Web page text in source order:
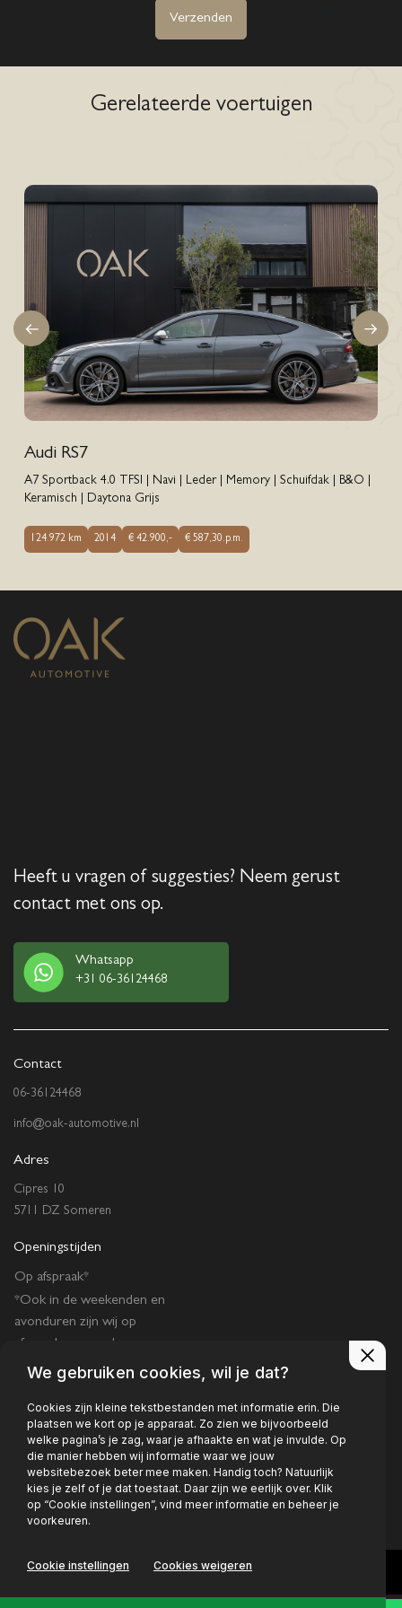
Verzenden
Gerelateerde voertuigen
Audi RS7
A7 Sportback 4.0 TFSI | Navi | Leder | Memory | Schuifdak | B&O |
Keramisch | Daytona Grijs
124.972 km 2014 € 42.900,- € 587,30.p.m.
Heeft u vragen of suggesties? Neem gerust
contact met ons op.
Whatsapp
+31 06-36124468
Contact
06-36124468
info@oak-automotive.nl
Adres
Cipres 10
5711 DZ Someren
Openingstijden
Op afspraak*
*Ook in de weekenden en
avonduren zijn wij op
afspraak geopend.
Privacy policy
We gebruiken cookies, wil je dat?
Cookies zijn kleine tekstbestanden met informatie erin. Die
plaatsen we kort op je apparaat. Zo zien we bijvoorbeeld
welke pagina’s je zag, waar je afhaakte en wat je invulde. Op
die manier hebben wij informatie waar we jouw
websitebezoek beter mee maken. Handig toch? Natuurlijk
kies je zelf of je dat toestaat. Daar zijn we eerlijk over. Klik
op “Cookie instellingen”, vind meer informatie en beheer je
voorkeuren.
Cookie instellingen Cookies weigeren